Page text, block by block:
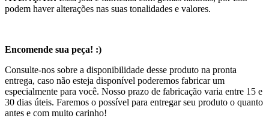
podem haver alterações nas suas tonalidades e valores.
Encomende sua peça! :)
Consulte-nos sobre a disponibilidade desse produto na pronta
entrega, caso não esteja disponível poderemos fabricar um
especialmente para você. Nosso prazo de fabricação varia entre 15 e
30 dias úteis. Faremos o possível para entregar seu produto o quanto
antes e com muito carinho!